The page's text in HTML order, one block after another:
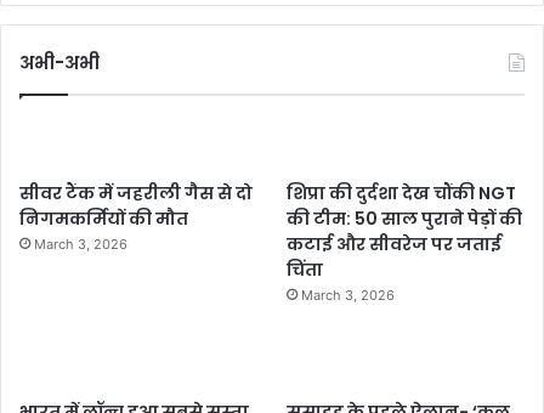
अभी-अभी
सीवर टैंक में जहरीली गैस से दो
निगमकर्मियों की मौत
March 3, 2026
शिप्रा की दुर्दशा देख चौंकी NGT
की टीम: 50 साल पुराने पेड़ों की
कटाई और सीवरेज पर जताई
चिंता
March 3, 2026